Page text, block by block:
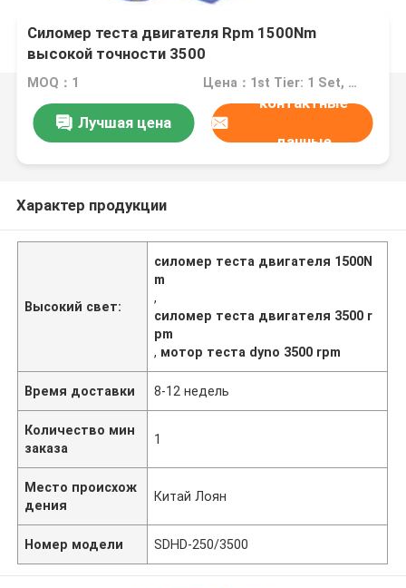
Силомер теста двигателя Rpm 1500Nm
высокой точности 3500
MOQ：1 Цена：1st Tier: 1 Set, Unit Price USD 3.00 2nd Tier: 2-5 Sets, Unit Price USD 2.00 3rd Tier: Over 5 Sets, Unit Price USD 1.00
Лучшая цена
контактные
данные
Характер продукции
Высокий свет:
силомер теста двигателя 1500N
m
,
силомер теста двигателя 3500 r
pm
, мотор теста dyno 3500 rpm
Время доставки 8-12 недель
Количество мин
заказа
1
Место происхож
дения
Китай Лоян
Номер модели SDHD-250/3500